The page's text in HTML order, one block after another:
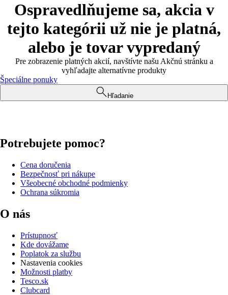
Ospravedlňujeme sa, akcia v
tejto kategórii už nie je platná,
alebo je tovar vypredaný
Pre zobrazenie platných akcií, navštívte našu Akčnú stránku a
vyhľadajte alternatívne produkty
Špeciálne ponuky
Hľadanie
Potrebujete pomoc?
Cena doručenia
Bezpečnosť pri nákupe
Všeobecné obchodné podmienky
Ochrana súkromia
O nás
Prístupnosť
Kde dovážame
Poplatok za službu
Nastavenia cookies
Možnosti platby
Tesco.sk
Clubcard